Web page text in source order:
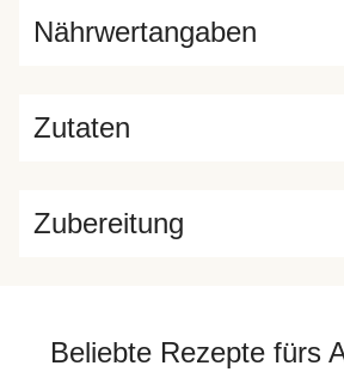
Zutaten
Nährwertangaben
Zubereitung
Beliebte Rezepte fürs